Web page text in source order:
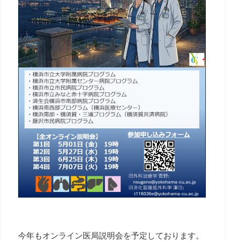
今年もオンライン医局説明会を予定しております。